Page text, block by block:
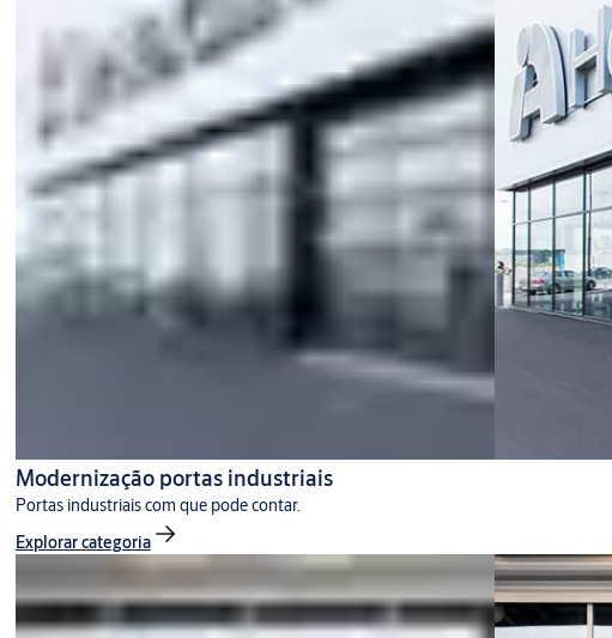
Modernização portas industriais
Portas industriais com que pode contar.
Explorar categoria